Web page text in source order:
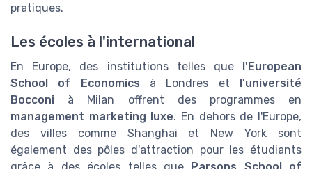
pratiques.
Les écoles à l'international
En Europe, des institutions telles que l'European
School of Economics à Londres et l'université
Bocconi à Milan offrent des programmes en
management marketing luxe. En dehors de l'Europe,
des villes comme Shanghai et New York sont
également des pôles d'attraction pour les étudiants